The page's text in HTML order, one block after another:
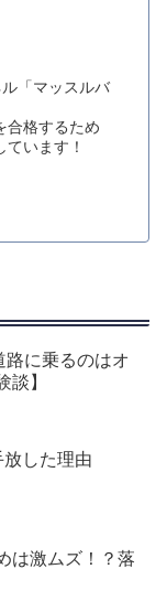
「マッスルバ
合格するため
います！
路に乗るのはオ
談】
した理由
は激ムズ！？落